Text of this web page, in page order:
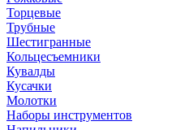
Торцевые
Трубные
Шестигранные
Кольцесъемники
Кувалды
Кусачки
Молотки
Наборы инструментов